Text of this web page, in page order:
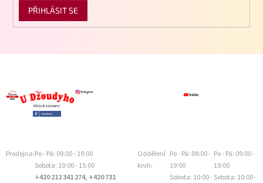
PŘIHLÁSIT SE
Prodejna:Po - Pá: 09:00 - 19:00
Sobota: 10:00 - 15:00
+420 212 341 274, +420 731
Oddělení
knih:
Po - Pá: 09:00 -
19:00
Sobota: 10:00 -
Po - Pá: 09:00 -
19:00
Sobota: 10:00 -